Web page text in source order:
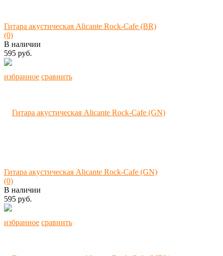
избранное сравнить
Гитара акустическая Alicante Rock-Cafe (BR)
(0)
В наличии
595 руб.
избранное сравнить
Гитара акустическая Alicante Rock-Cafe (GN)
(0)
В наличии
595 руб.